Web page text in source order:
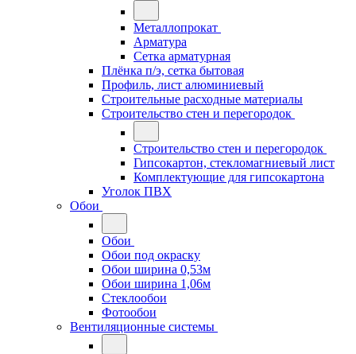
Металлопрокат
Арматура
Сетка арматурная
Плёнка п/э, сетка бытовая
Профиль, лист алюминиевый
Строительные расходные материалы
Строительство стен и перегородок
Строительство стен и перегородок
Гипсокартон, стекломагниевый лист
Комплектующие для гипсокартона
Уголок ПВХ
Обои
Обои
Обои под окраску
Обои ширина 0,53м
Обои ширина 1,06м
Стеклообои
Фотообои
Вентиляционные системы